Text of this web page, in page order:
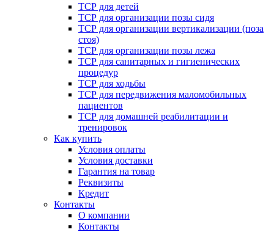
ТСР для детей
ТСР для организации позы сидя
ТСР для организации вертикализации (поза
стоя)
ТСР для организации позы лежа
ТСР для санитарных и гигиенических
процедур
ТСР для ходьбы
ТСР для передвижения маломобильных
пациентов
ТСР для домашней реабилитации и
тренировок
Как купить
Условия оплаты
Условия доставки
Гарантия на товар
Реквизиты
Кредит
Контакты
О компании
Контакты